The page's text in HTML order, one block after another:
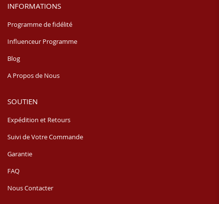
INFORMATIONS
Programme de fidélité
Influenceur Programme
Blog
A Propos de Nous
SOUTIEN
Expédition et Retours
Suivi de Votre Commande
Garantie
FAQ
Nous Contacter